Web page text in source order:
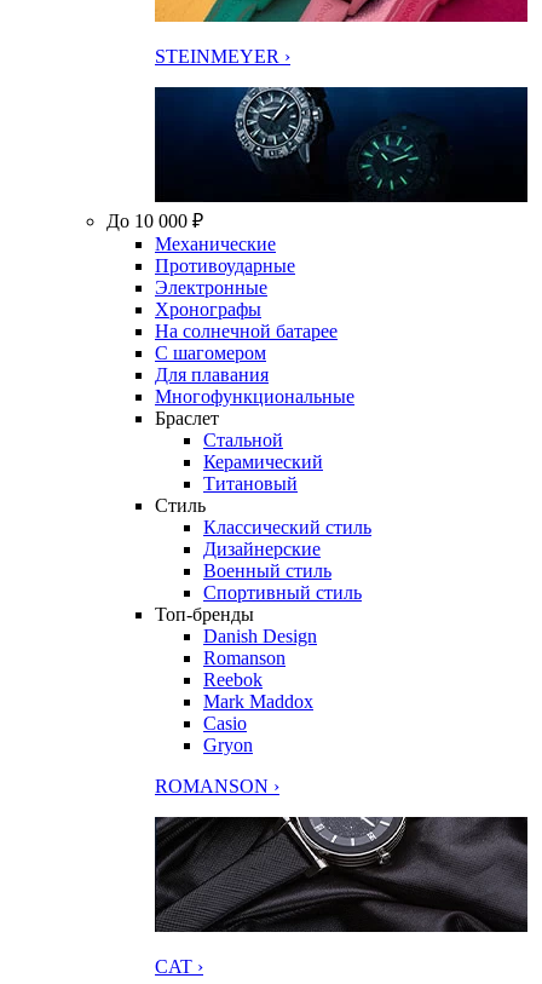
STEINMEYER ›
До 10 000 ₽
Механические
Противоударные
Электронные
Хронографы
На солнечной батарее
С шагомером
Для плавания
Многофункциональные
Браслет
Стальной
Керамический
Титановый
Стиль
Классический стиль
Дизайнерские
Военный стиль
Спортивный стиль
Топ-бренды
Danish Design
Romanson
Reebok
Mark Maddox
Casio
Gryon
ROMANSON ›
CAT ›